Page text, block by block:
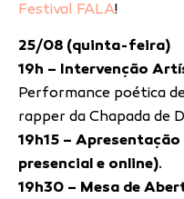
Festival FALA!
25/08 (quinta-feira)
19h – Intervenção
Performance poética
rapper da Chapada de
19h15 –
presencial e online).
19h30 – Mesa de